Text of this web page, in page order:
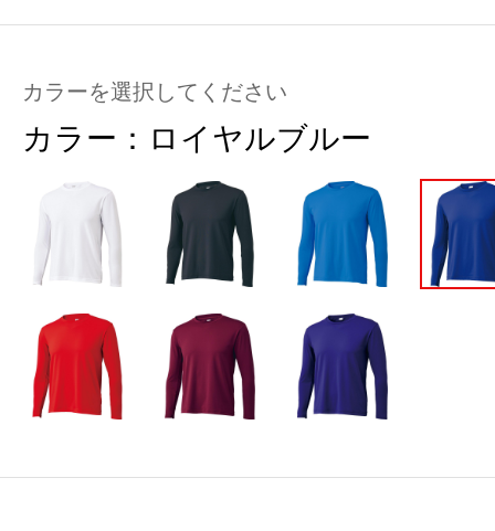
カラーを選択してください
カラー： ロイヤルブルー